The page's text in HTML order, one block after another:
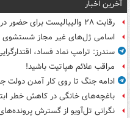
آخرین اخبار
رقابت ۲۸ والیبالیست برای حضور در فهرست نهایی تیم ملی
اسامی ژل‌های غیر مجاز
سندرز: ترامپ نماد فساد،
مراقب علائم هپاتیت باشید!
ادامه جنگ تا روی کار آمدن دولت
باغچه‌های خانگی در کاهش خطر
نگرانی تل‌آویو از گسترش